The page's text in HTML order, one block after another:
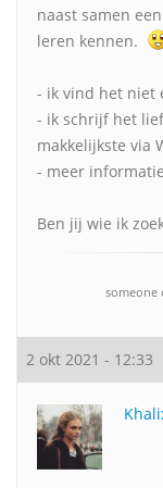
naast samen
leren kennen.
- ik vind het niet
- ik schrijf het
makkelijkste via
- meer
Ben jij wie ik
someone
2 okt 2021 - 12:33